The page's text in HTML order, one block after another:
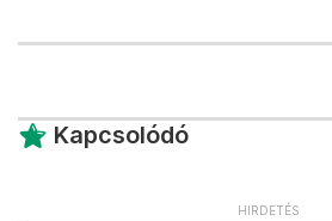
Kapcsolódó